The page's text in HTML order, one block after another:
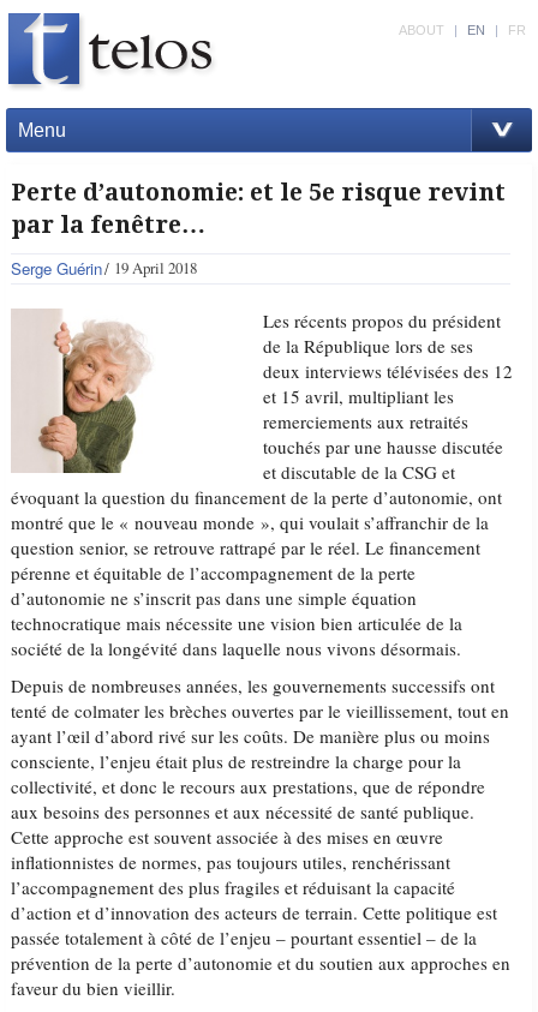
Menu
ABOUT | EN | FR
Perte d’autonomie: et le 5e risque revint
par la fenêtre…
Serge Guérin 19 April 2018
Les récents propos du président
de la République lors de ses
deux interviews télévisées des 12
et 15 avril, multipliant les
remerciements aux retraités
touchés par une hausse discutée
et discutable de la CSG et
évoquant la question du financement de la perte d’autonomie, ont
montré que le « nouveau monde », qui voulait s’affranchir de la
question senior, se retrouve rattrapé par le réel. Le financement
pérenne et équitable de l’accompagnement de la perte
d’autonomie ne s’inscrit pas dans une simple équation
technocratique mais nécessite une vision bien articulée de la
société de la longévité dans laquelle nous vivons désormais.
Depuis de nombreuses années, les gouvernements successifs ont
tenté de colmater les brèches ouvertes par le vieillissement, tout en
ayant l’œil d’abord rivé sur les coûts. De manière plus ou moins
consciente, l’enjeu était plus de restreindre la charge pour la
collectivité, et donc le recours aux prestations, que de répondre
aux besoins des personnes et aux nécessité de santé publique.
Cette approche est souvent associée à des mises en œuvre
inflationnistes de normes, pas toujours utiles, renchérissant
l’accompagnement des plus fragiles et réduisant la capacité
d’action et d’innovation des acteurs de terrain. Cette politique est
passée totalement à côté de l’enjeu – pourtant essentiel – de la
prévention de la perte d’autonomie et du soutien aux approches en
faveur du bien vieillir.